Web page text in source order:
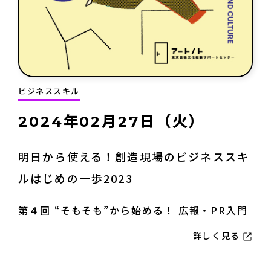
2024年度 過去の講座
2023年度以前 過去の講座
講師陣
ビジネススキル
2024年02月27日（火）
明日から使える！創造現場のビジネススキ
ルはじめの一歩2023
第４回 “そもそも”から始める！ 広報・PR入門
詳しく見る